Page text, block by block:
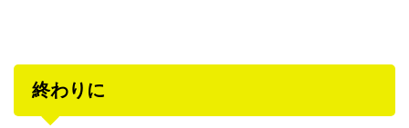
終わりに